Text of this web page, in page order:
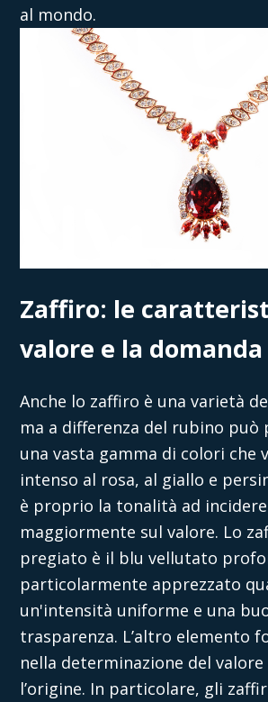
al mondo.
Zaffiro: le
valore e la domanda
Anche lo zaffiro è una varietà
ma a differenza del rubino può
una vasta gamma di colori che
intenso al rosa, al giallo e
è proprio la tonalità ad incidere
maggiormente sul valore. Lo
pregiato è il blu vellutato
particolarmente apprezzato
un'intensità uniforme e una
trasparenza. L’altro elemento
nella determinazione del
l’origine. In particolare, gli